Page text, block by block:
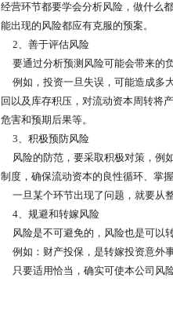
经营环节都要学会分析风险，做什么
能出现的风险都应有克服的预案。
2、善于评估风险
要通过分析预测风险可能会带来的负
例如，投资一旦失误，可能造成多
回以及库存积压，对流动资本周转将
危害和预期后果等。
3、积极预防风险
风险的防范，要采取积极对策，例
制度，确保流动资本的良性循环、掌
一旦某个环节出现了问题，就要从
4、规避和转嫁风险
风险是不可避免的，风险也是可以转
例如：财产投保，是转嫁投资意外
只要适用恰当，确实可使本公司风